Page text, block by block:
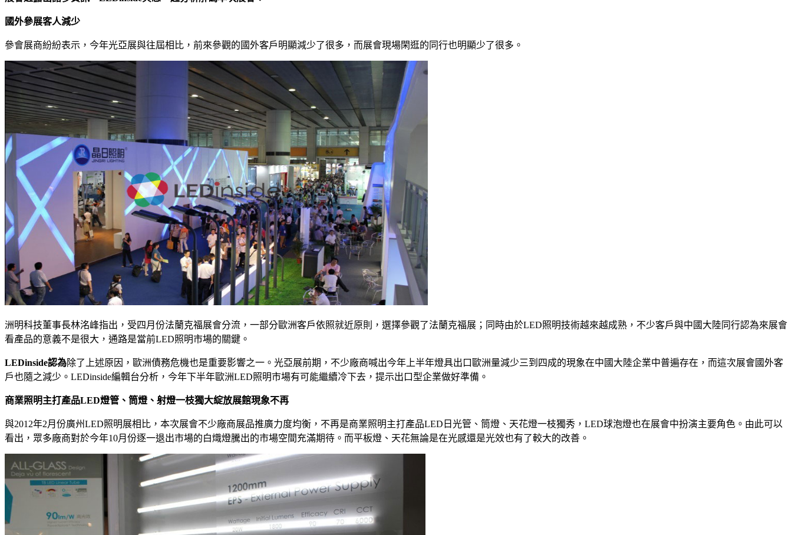
國外參展客人減少
參會展商紛紛表示，今年光亞展與往屆相比，前來參觀的國外客戶明顯減少了很多，而展會現場閑逛的同行也明顯少了很多。
洲明科技董事長林洺峰指出，受四月份法蘭克福展會分流，一部分歐洲客戶依照就近原則，選擇參觀了法蘭克福展；同時由於LED照明技術越來越成熟，不少客戶與中國大陸同行認為來展會
看產品的意義不是很大，通路是當前LED照明市場的關鍵。
LEDinside認為除了上述原因，歐洲債務危機也是重要影響之一。光亞展前期，不少廠商喊出今年上半年燈具出口歐洲量減少三到四成的現象在中國大陸企業中普遍存在，而這次展會國外客
戶也隨之減少。LEDinside編輯台分析，今年下半年歐洲LED照明市場有可能繼續冷下去，提示出口型企業做好準備。
商業照明主打產品LED燈管、筒燈、射燈一枝獨大綻放展館現象不再
與2012年2月份廣州LED照明展相比，本次展會不少廠商展品推廣力度均衡，不再是商業照明主打產品LED日光管、筒燈、天花燈一枝獨秀，LED球泡燈也在展會中扮演主要角色。由此可以
看出，眾多廠商對於今年10月份逐一退出市場的白熾燈騰出的市場空間充滿期待。而平板燈、天花無論是在光感還是光效也有了較大的改善。